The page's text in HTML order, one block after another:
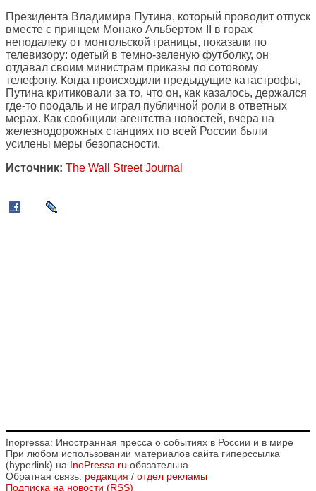
Президента Владимира Путина, который проводит отпуск
вместе с принцем Монако Альбертом II в горах
неподалеку от монгольской границы, показали по
телевизору: одетый в темно-зеленую футболку, он
отдавал своим министрам приказы по сотовому
телефону. Когда происходили предыдущие катастрофы,
Путина критиковали за то, что он, как казалось, держался
где-то поодаль и не играл публичной роли в ответных
мерах. Как сообщили агентства новостей, вчера на
железнодорожных станциях по всей России были
усилены меры безопасности.
Источник: The Wall Street Journal
Inopressa: Иностранная пресса о событиях в России и в мире
При любом использовании материалов сайта гиперссылка
(hyperlink) на InoPressa.ru обязательна.
Обратная связь: редакция / отдел рекламы
Подписка на новости (RSS)